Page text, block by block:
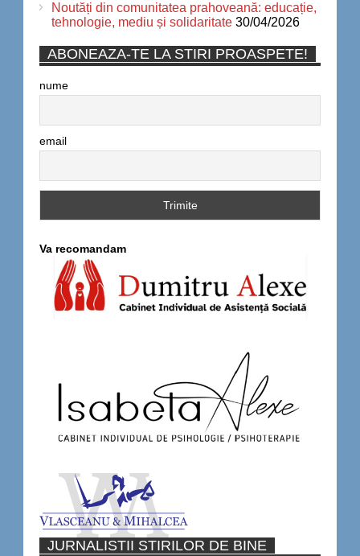
Noutăți din comunitatea prahoveană: educație,
tehnologie, mediu și solidaritate 30/04/2026
ABONEAZA-TE LA STIRI PROASPETE!
nume
email
Va recomandam
JURNALISTII STIRILOR DE BINE